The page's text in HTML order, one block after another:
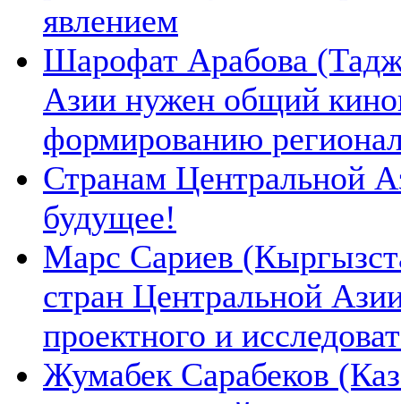
явлением
Шарофат Арабова
Азии нужен общий
формированию
Странам Центральной
будущее!
Марс Сариев
стран Центральной
проектного и
Жумабек Сарабеков